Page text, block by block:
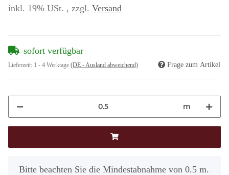
inkl. 19% USt. , zzgl. Versand
sofort verfügbar
Lieferzeit: 1 - 4 Werktage (DE - Ausland abweichend) Frage zum Artikel
m
x
Bitte beachten Sie die Mindestabnahme von 0.5 m.